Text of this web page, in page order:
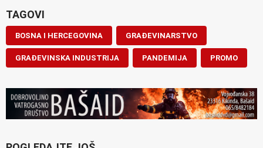
TAGOVI
BOSNA I HERCEGOVINA GRAĐEVINARSTVO
GRAĐEVINSKA INDUSTRIJA PANDEMIJA PROMO